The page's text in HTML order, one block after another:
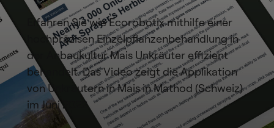
Erfahren Sie wie Ecorobotix mithilfe einer
hochpräzisen Einzelpflanzenbehandlung in
der Anbaukultur Mais Unkräuter effizient
behandelt. Das Video zeigt die Applikation
von Unkräutern in Mais in Mathod (Schweiz)
im Juni 2022.